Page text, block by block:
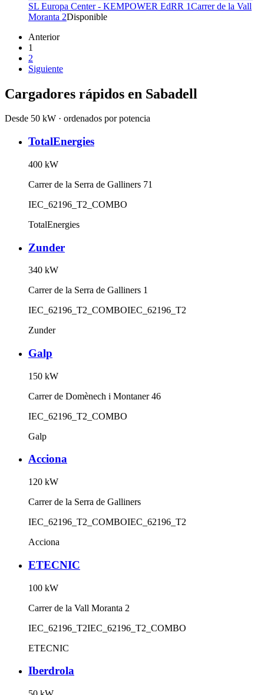
SL Europa Center - KEMPOWER EdRR 1Carrer de la Vall
Moranta 2Disponible
Anterior
1
2
Siguiente
Cargadores rápidos en Sabadell
Desde 50 kW · ordenados por potencia
TotalEnergies
400 kW
Carrer de la Serra de Galliners 71
IEC_62196_T2_COMBO
TotalEnergies
Zunder
340 kW
Carrer de la Serra de Galliners 1
IEC_62196_T2_COMBOIEC_62196_T2
Zunder
Galp
150 kW
Carrer de Domènech i Montaner 46
IEC_62196_T2_COMBO
Galp
Acciona
120 kW
Carrer de la Serra de Galliners
IEC_62196_T2_COMBOIEC_62196_T2
Acciona
ETECNIC
100 kW
Carrer de la Vall Moranta 2
IEC_62196_T2IEC_62196_T2_COMBO
ETECNIC
Iberdrola